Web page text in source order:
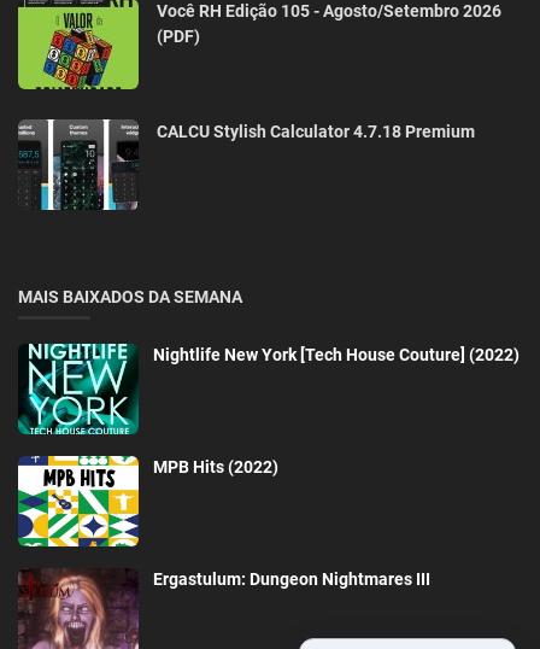
Você RH Edição 105 - Agosto/Setembro 2026
(PDF)
CALCU Stylish Calculator 4.7.18 Premium
MAIS BAIXADOS DA SEMANA
Nightlife New York [Tech House Couture] (2022)
MPB Hits (2022)
Ergastulum: Dungeon Nightmares III